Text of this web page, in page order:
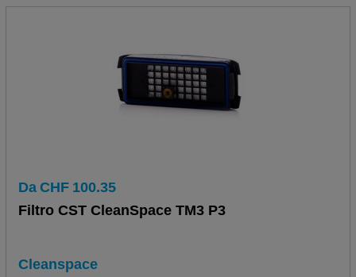
Da CHF 100.35
Filtro CST CleanSpace TM3 P3
Cleanspace